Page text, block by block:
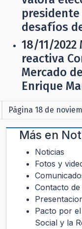
presidente
desafíos
18/11/2022
reactiva
Mercado
Enrique
Página 18 de
Más en
Noticias
Fotos y
Contacto
Pacto por
Social y la